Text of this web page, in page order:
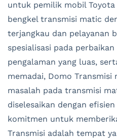
untuk pemilik mobil
bengkel transmisi matic
terjangkau dan pelayanan
spesialisasi pada
pengalaman yang luas,
memadai, Domo Transmisi
masalah pada transmisi
diselesaikan dengan
komitmen untuk
Transmisi adalah tempat